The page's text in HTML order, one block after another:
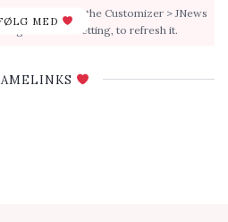
MED
expired, Go to the Customizer > JNews
Feed Setting, to refresh it.